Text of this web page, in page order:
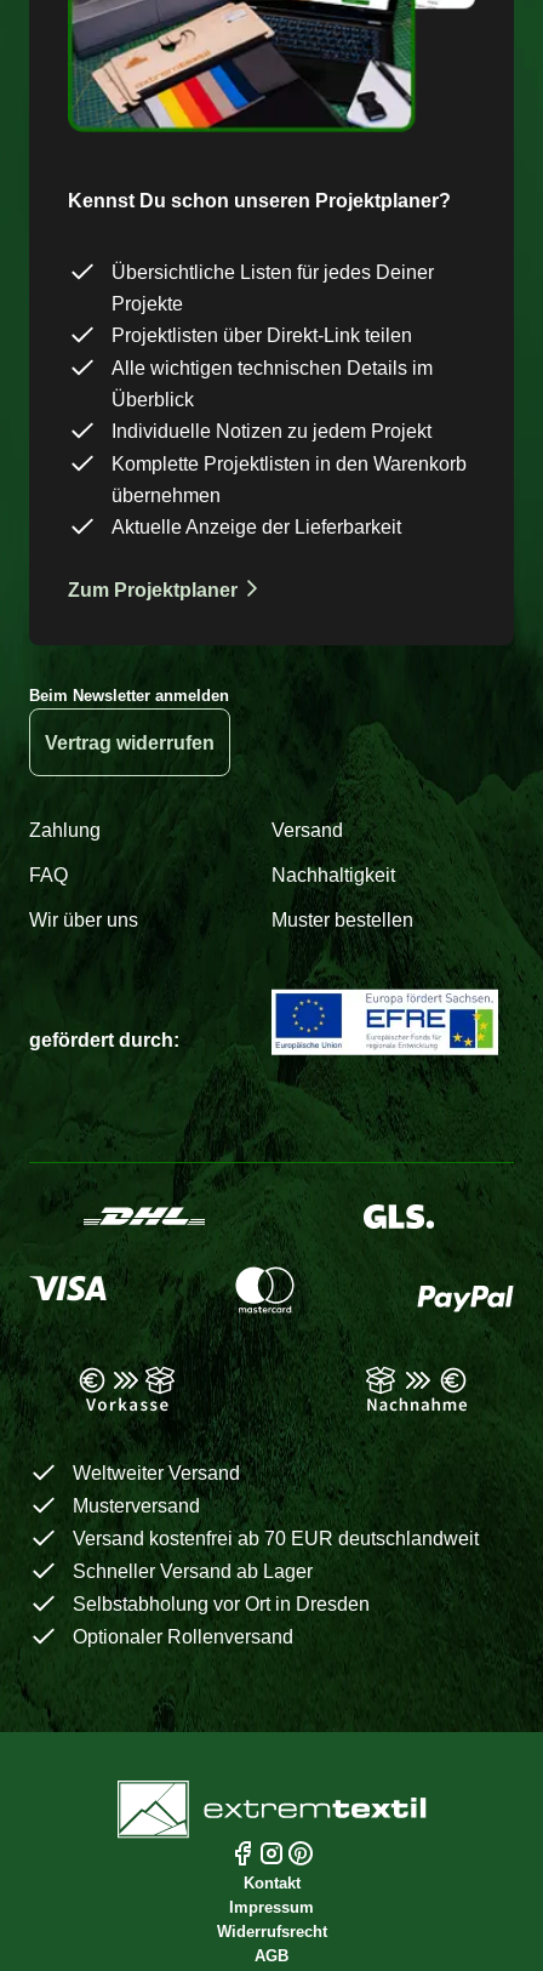
Kennst Du schon unseren Projektplaner?
Übersichtliche Listen für jedes Deiner
Projekte
Projektlisten über Direkt-Link teilen
Alle wichtigen technischen Details im
Überblick
Individuelle Notizen zu jedem Projekt
Komplette Projektlisten in den Warenkorb
übernehmen
Aktuelle Anzeige der Lieferbarkeit
Zum Projektplaner
Beim Newsletter anmelden
Vertrag widerrufen
Zahlung Versand
FAQ Nachhaltigkeit
Wir über uns Muster bestellen
gefördert durch:
Weltweiter Versand
Musterversand
Versand kostenfrei ab 70 EUR deutschlandweit
Schneller Versand ab Lager
Selbstabholung vor Ort in Dresden
Optionaler Rollenversand
Kontakt
Impressum
Widerrufsrecht
AGB